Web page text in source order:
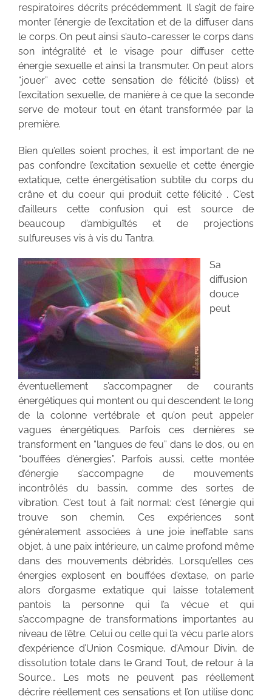
respiratoires décrits précédemment. Il s’agit de faire
monter l’énergie de l’excitation et de la diffuser dans
le corps. On peut ainsi s’auto-caresser le corps dans
son intégralité et le visage pour diffuser cette
énergie sexuelle et ainsi la transmuter. On peut alors
“jouer” avec cette sensation de félicité (bliss) et
l’excitation sexuelle, de manière à ce que la seconde
serve de moteur tout en étant transformée par la
première.
Bien qu’elles soient proches, il est important de ne
pas confondre l’excitation sexuelle et cette énergie
extatique, cette énergétisation subtile du corps du
crâne et du coeur qui produit cette félicité . C’est
d’ailleurs cette confusion qui est source de
beaucoup d’ambiguïtés et de projections
sulfureuses vis à vis du Tantra.
Sa
diffusion
douce
peut
éventuellement s’accompagner de courants
énergétiques qui montent ou qui descendent le long
de la colonne vertébrale et qu’on peut appeler
vagues énergétiques. Parfois ces dernières se
transforment en “langues de feu” dans le dos, ou en
“bouffées d’énergies”. Parfois aussi, cette montée
d’énergie s’accompagne de mouvements
incontrôlés du bassin, comme des sortes de
vibration. C’est tout à fait normal: c’est l’énergie qui
trouve son chemin. Ces expériences sont
généralement associées à une joie ineffable sans
objet, à une paix intérieure, un calme profond même
dans des mouvements débridés. Lorsqu’elles ces
énergies explosent en bouffées d’extase, on parle
alors d’orgasme extatique qui laisse totalement
pantois la personne qui l’a vécue et qui
s’accompagne de transformations importantes au
niveau de l’être. Celui ou celle qui l’a vécu parle alors
d’expérience d’Union Cosmique, d’Amour Divin, de
dissolution totale dans le Grand Tout, de retour à la
Source… Les mots ne peuvent pas réellement
décrire réellement ces sensations et l’on utilise donc